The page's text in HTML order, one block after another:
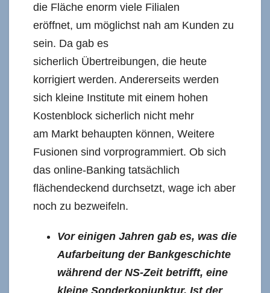
die Fläche enorm viele Filialen
eröffnet, um möglichst nah am Kunden zu
sein. Da gab es
sicherlich Übertreibungen, die heute
korrigiert werden. Andererseits werden
sich kleine Institute mit einem hohen
Kostenblock sicherlich nicht mehr
am Markt behaupten können, Weitere
Fusionen sind vorprogrammiert. Ob sich
das online-Banking tatsächlich
flächendeckend durchsetzt, wage ich aber
noch zu bezweifeln.
Vor einigen Jahren gab es, was die
Aufarbeitung der Bankgeschichte
während der NS-Zeit betrifft, eine
kleine Sonderkonjunktur. Ist der